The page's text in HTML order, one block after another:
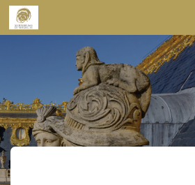
Skip to content